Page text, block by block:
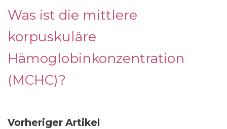
Was ist die mittlere
korpuskuläre
Hämoglobinkonzentration
(MCHC)?
Vorheriger Artikel